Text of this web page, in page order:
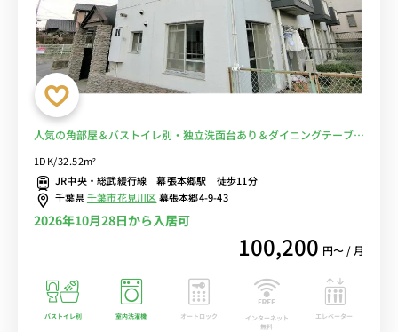
人気の角部屋＆バストイレ別・独立洗面台あり＆ダイニングテーブル
駅や本八幡駅まで乗換なしでアクセス■選べるWi-Fi格安レンタル
中！
1DK/32.52m²
JR中央・総武緩行線 幕張本郷駅 徒歩11分
千葉県千葉市花見川区幕張本郷4-9-43
2026年10月28日から入居可
100,200 円〜 / 月
バストイレ別 室内洗濯機 オートロック
インターネット
無料
エレベーター